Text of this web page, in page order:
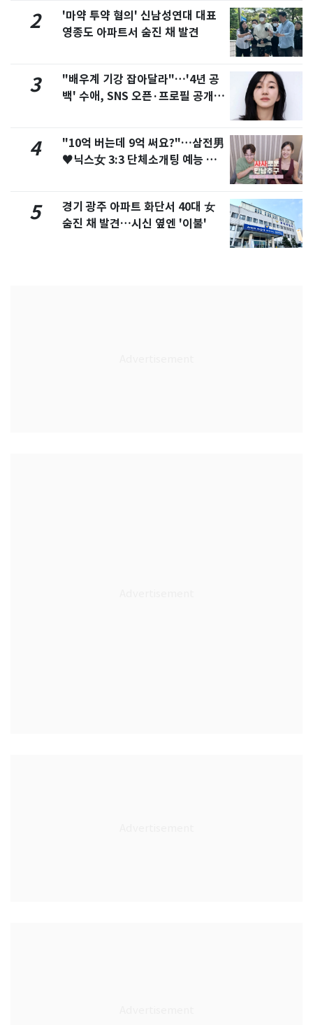
2
'마약 투약 혐의' 신남성연대 대표
영종도 아파트서 숨진 채 발견
3
"배우계 기강 잡아달라"…'4년 공
백' 수애, SNS 오픈·프로필 공개
4
"10억 버는데 9억 써요?"…삼전男
♥닉스女 3:3 단체소개팅 예능 화
5
경기 광주 아파트 화단서 40대 女
숨진 채 발견…시신 옆엔 '이불'